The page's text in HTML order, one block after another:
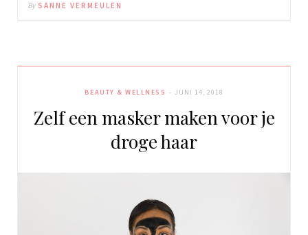
By SANNE VERMEULEN
BEAUTY & WELLNESS JUNI 14, 2018
Zelf een masker maken voor je
droge haar